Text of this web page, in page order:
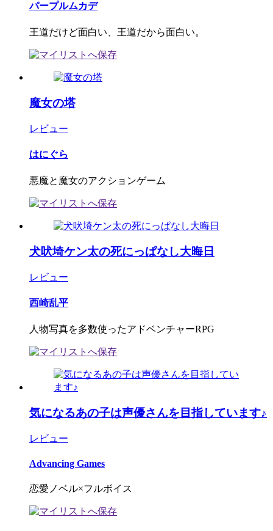
パープルムカデ
王道だけど面白い、王道だから面白い。
魔女の塔
レビュー
はにぐら
悪魔と魔女のアクションゲーム
犬吠埼ケン太の死にっぱなし大晦日
レビュー
西崎乱平
人物写真を多数使ったアドベンチャーRPG
気になるあの子は声優さんを目指しています♪
レビュー
Advancing Games
恋愛ノベル×フルボイス